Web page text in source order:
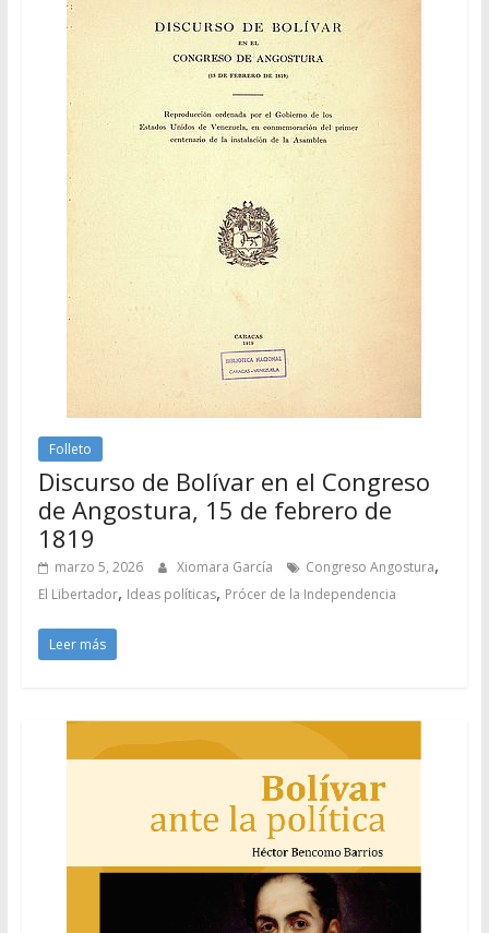
Folleto
Discurso de Bolívar en el Congreso
de Angostura, 15 de febrero de
1819
marzo 5, 2026 Xiomara García Congreso Angostura,
El Libertador, Ideas políticas, Prócer de la Independencia
Leer más